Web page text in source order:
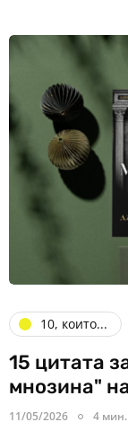
10, които...
15 цитата
мнозина"
11/05/2026 4 мин.